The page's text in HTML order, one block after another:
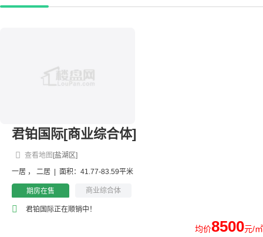
君铂国际[商业综合体]
[盐湖区]
查看地图
一居 ， 二居 面积：41.77-83.59平米
期房在售 商业综合体
君铂国际正在顺销中！
均价8500元/㎡